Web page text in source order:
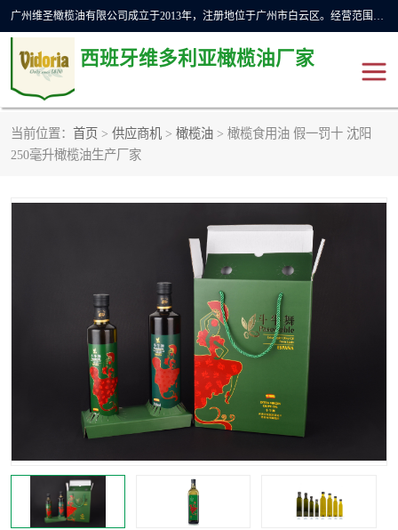
广州维圣橄榄油有限公司成立于2013年，注册地位于广州市白云区。经营范围包括饲料原料销售;畜牧渔业饲料销售;化妆品批发;贸易经纪;食品进出口等，主要产品有：橄榄果渣油，橄榄油，纯橄榄油等。
西班牙维多利亚橄榄油厂家
当前位置： 首页 > 供应商机 > 橄榄油 > 橄榄食用油 假一罚十 沈阳
250毫升橄榄油生产厂家
橄榄油